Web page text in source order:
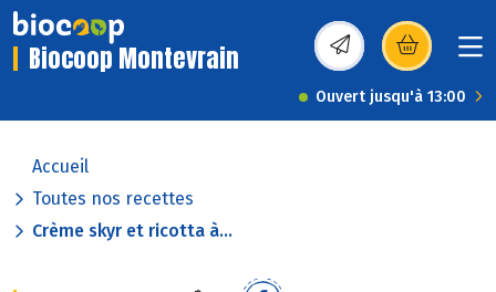
Biocoop Montevrain (s’ouvre dans une
Ouvert jusqu'à 13:00
Accueil
Toutes nos recettes
Crème skyr et ricotta à...